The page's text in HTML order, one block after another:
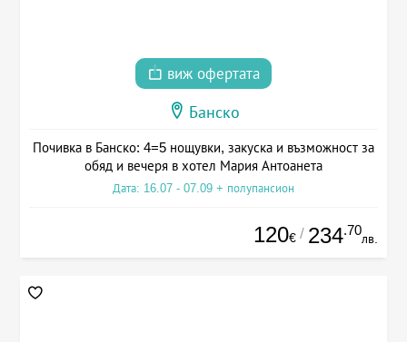
виж офертата
Банско
Почивка в Банско: 4=5 нощувки, закуска и възможност за
обяд и вечеря в хотел Мария Антоанета
Дата: 16.07 - 07.09 + полупансион
120€ / 234.70
лв.